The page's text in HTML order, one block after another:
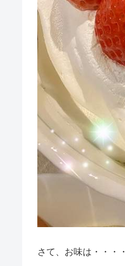
さて、お味は・・・・